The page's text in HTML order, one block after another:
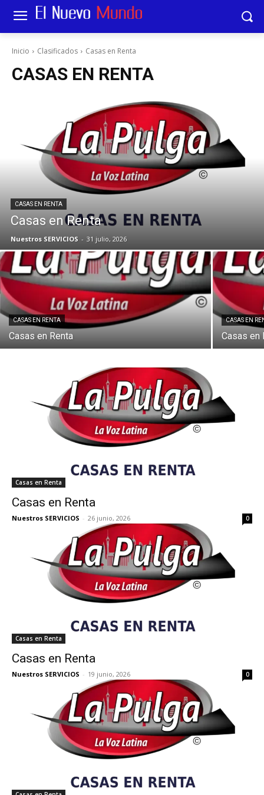
Inicio Clasificados Casas en Renta
CASAS EN RENTA
CASAS EN RENTA
Casas en Renta
Nuestros SERVICIOS - 31 julio, 2026
CASAS EN RENTA
Casas en Renta
CASAS EN
Casas en
Casas en Renta
Casas en Renta
Nuestros SERVICIOS - 26 junio, 2026 0
Casas en Renta
Casas en Renta
Nuestros SERVICIOS - 19 junio, 2026 0